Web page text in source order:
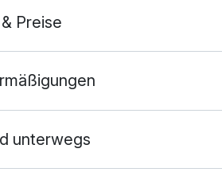
Preise
und 1 Kind
unterwegs